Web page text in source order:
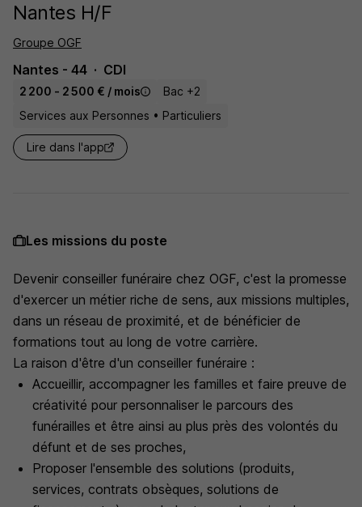
Nantes H/F
Groupe OGF
Nantes - 44 CDI
2 200 - 2 500 € / mois
Bac +2
Services aux Personnes • Particuliers
Lire dans l'app
Les missions du poste
Devenir conseiller funéraire chez OGF, c'est la promesse
d'exercer un métier riche de sens, aux missions multiples,
dans un réseau de proximité, et de bénéficier de
formations tout au long de votre carrière.
La raison d'être d'un conseiller funéraire :
Accueillir, accompagner les familles et faire preuve de
créativité pour personnaliser le parcours des
funérailles et être ainsi au plus près des volontés du
défunt et de ses proches,
Proposer l'ensemble des solutions (produits,
services, contrats obsèques, solutions de